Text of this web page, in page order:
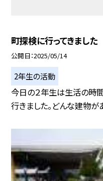
町探検に行ってきました
公開日 2025/05/14
2年生の活動
今日の２年生は生活の時
行きました。どんな建物が